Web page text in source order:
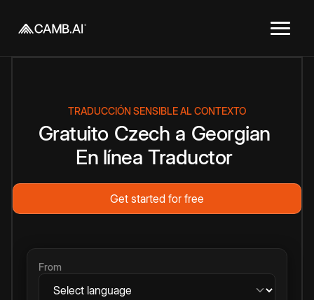
TRADUCCIÓN SENSIBLE AL CONTEXTO
Gratuito Czech a Georgian
En línea Traductor
Get started for free
From